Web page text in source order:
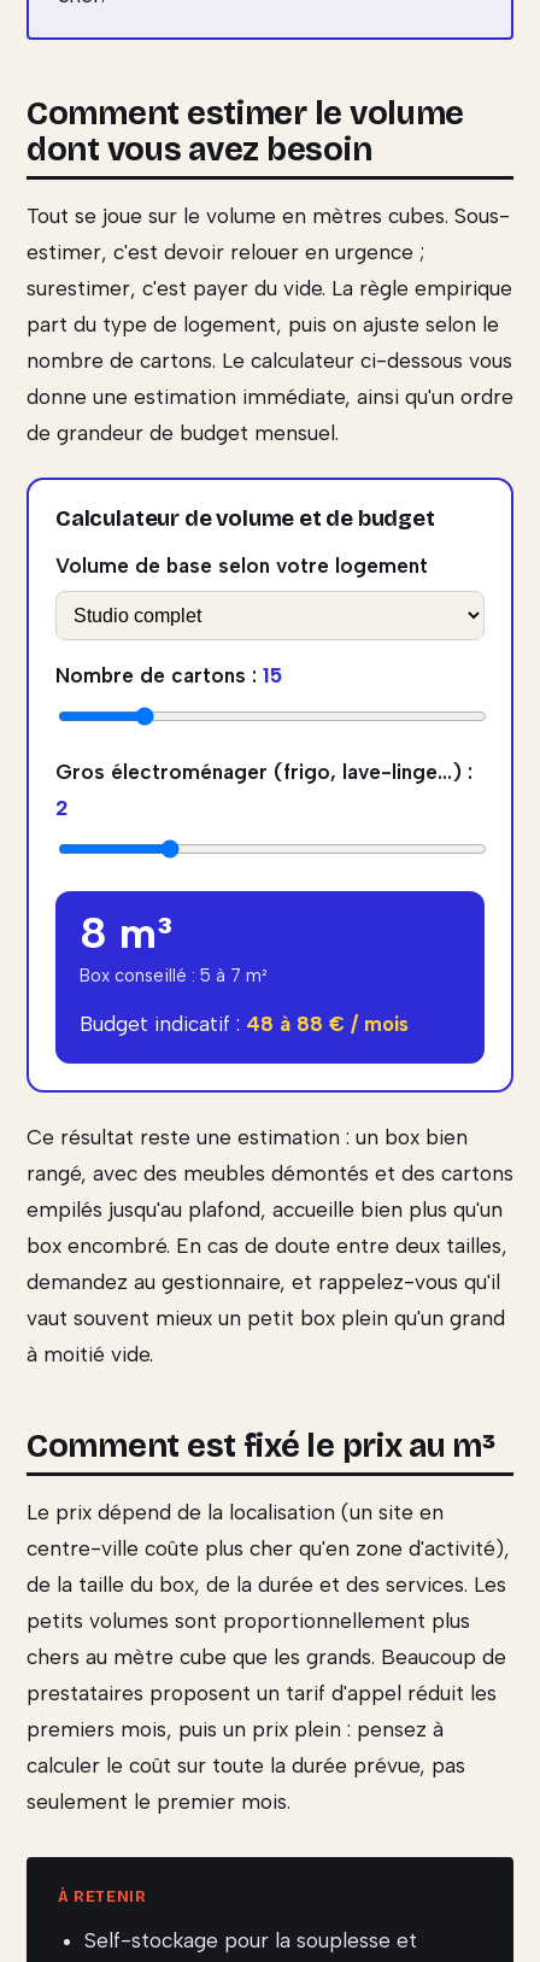
Comment estimer le volume
dont vous avez besoin
Tout se joue sur le volume en mètres cubes. Sous-
estimer, c'est devoir relouer en urgence ;
surestimer, c'est payer du vide. La règle empirique
part du type de logement, puis on ajuste selon le
nombre de cartons. Le calculateur ci-dessous vous
donne une estimation immédiate, ainsi qu'un ordre
de grandeur de budget mensuel.
Calculateur de volume et de budget
Volume de base selon votre logement
Nombre de cartons : 15
Gros électroménager (frigo, lave-linge...) :
2
8 m³
Box conseillé : 5 à 7 m²
Budget indicatif : 48 à 88 € / mois
Ce résultat reste une estimation : un box bien
rangé, avec des meubles démontés et des cartons
empilés jusqu'au plafond, accueille bien plus qu'un
box encombré. En cas de doute entre deux tailles,
demandez au gestionnaire, et rappelez-vous qu'il
vaut souvent mieux un petit box plein qu'un grand
à moitié vide.
Comment est fixé le prix au m³
Le prix dépend de la localisation (un site en
centre-ville coûte plus cher qu'en zone d'activité),
de la taille du box, de la durée et des services. Les
petits volumes sont proportionnellement plus
chers au mètre cube que les grands. Beaucoup de
prestataires proposent un tarif d'appel réduit les
premiers mois, puis un prix plein : pensez à
calculer le coût sur toute la durée prévue, pas
seulement le premier mois.
Self-stockage pour la souplesse et